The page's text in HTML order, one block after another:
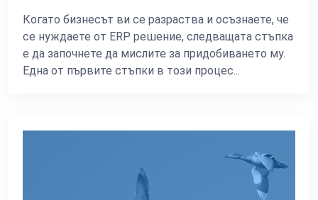
Когато бизнесът ви се разраства и осъзнаете, че
се нуждаете от ERP решение, следващата стъпка
е да започнете да мислите за придобиването му.
Една от първите стъпки в този процес...